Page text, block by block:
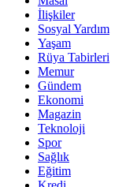
İlişkiler
Sosyal Yardım
Yaşam
Rüya Tabirleri
Memur
Gündem
Ekonomi
Magazin
Teknoloji
Spor
Sağlık
Eğitim